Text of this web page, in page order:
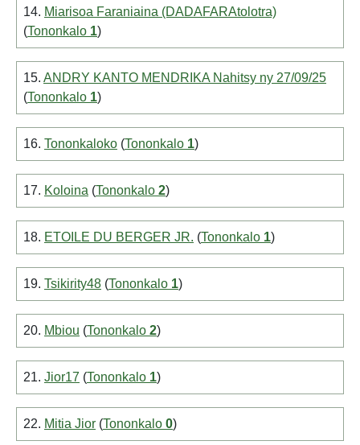
14. Miarisoa Faraniaina (DADAFARAtolotra)
(Tononkalo 1)
15. ANDRY KANTO MENDRIKA Nahitsy ny 27/09/25
(Tononkalo 1)
16. Tononkaloko (Tononkalo 1)
17. Koloina (Tononkalo 2)
18. ETOILE DU BERGER JR. (Tononkalo 1)
19. Tsikirity48 (Tononkalo 1)
20. Mbiou (Tononkalo 2)
21. Jior17 (Tononkalo 1)
22. Mitia Jior (Tononkalo 0)